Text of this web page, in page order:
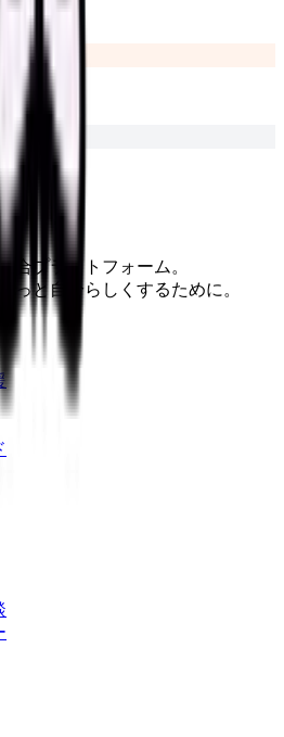
合プラットフォーム。
っと自分らしくするために。